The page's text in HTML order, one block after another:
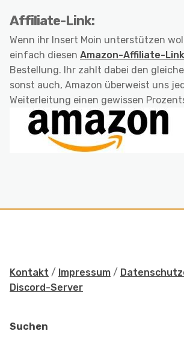
Affiliate-Link:
Wenn ihr Insert Moin unterstützen
einfach diesen Amazon-Affiliate-Link
Bestellung. Ihr zahlt dabei den
sonst auch, Amazon überweist uns
Weiterleitung einen gewissen
Kontakt / Impressum /
Discord-Server
Suchen